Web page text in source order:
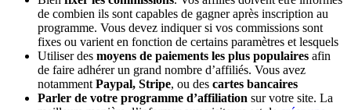
de combien ils sont capables de gagner après inscription au
programme. Vous devez indiquer si vos commissions sont
fixes ou varient en fonction de certains paramètres et lesquels
Utiliser des moyens de paiements les plus populaires afin
de faire adhérer un grand nombre d’affiliés. Vous avez
notamment Paypal, Stripe, ou des cartes bancaires
Parler de votre programme d’affiliation sur votre site. La